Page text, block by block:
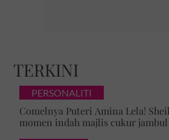
TERKINI
PERSONALITI
Comelnya Puteri Amina Lela!
momen indah majlis cukur